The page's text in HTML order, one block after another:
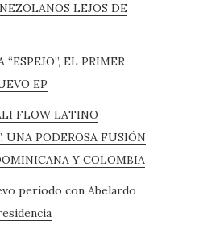
LEJOS DE
EL PRIMER
EP
FLOW LATINO
UNA PODEROSA FUSIÓN
Y COLOMBIA
período con Abelardo